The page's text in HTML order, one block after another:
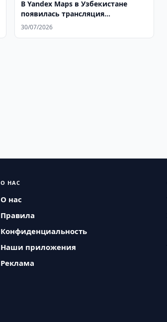
В Yandex Maps в Узбекистане
появилась трансляция
геопозиции
30/07/2026
О НАС
О нас
Правила
Конфиденциальность
Наши приложения
Реклама